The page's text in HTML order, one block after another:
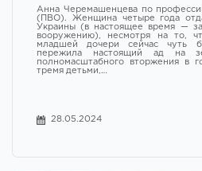
Анна Черемашенцева по
(ПВО). Женщина четыре года
Украины (в настоящее время —
вооружению), несмотря на то,
младшей дочери сейчас чуть
пережила настоящий ад на
полномасштабного вторжения в
тремя детьми,…
28.05.2024